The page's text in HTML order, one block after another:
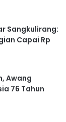
Sangkulirang:
Capai Rp
Awang
76 Tahun